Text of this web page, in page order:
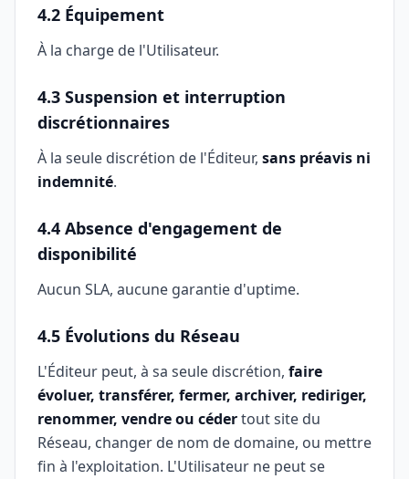
4.2 Équipement
À la charge de l'Utilisateur.
4.3 Suspension et interruption
discrétionnaires
À la seule discrétion de l'Éditeur, sans préavis ni
indemnité.
4.4 Absence d'engagement de
disponibilité
Aucun SLA, aucune garantie d'uptime.
4.5 Évolutions du Réseau
L'Éditeur peut, à sa seule discrétion, faire
évoluer, transférer, fermer, archiver, rediriger,
renommer, vendre ou cédertout site du
Réseau, changer de nom de domaine, ou mettre
fin à l'exploitation. L'Utilisateur ne peut se